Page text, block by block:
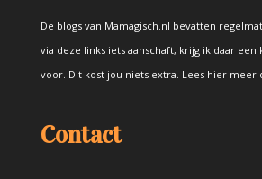
De blogs van Mamagisch.nl bevatten
via deze links iets aanschaft, krijg ik daar
voor. Dit kost jou niets extra. Lees hier meer
Contact